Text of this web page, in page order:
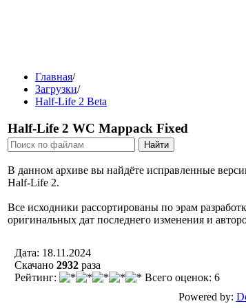
Главная/
Загрузки/
Half-Life 2 Beta
Half-Life 2 WC Mappack Fixed
В данном архиве вы найдёте исправленные
Half-Life 2.
Все исходники рассортированы по эрам
оригинальных дат последнего изменения и
Дата: 18.11.2024
Скачано 2932 разa
Рейтинг:
Всего оценок: 6
Powered by: